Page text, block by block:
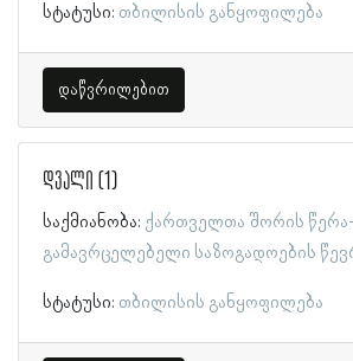
სტატუსი: თბილისის განყოფილება
დაწვრილებით
დვალი (1)
საქმიანობა: ქართველთა შორის
გამავრცელებელი საზოგადოების
სტატუსი: თბილისის განყოფილება